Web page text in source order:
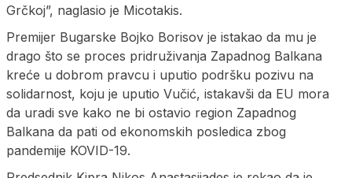
Grčkoj”, naglasio je Micotakis.
Premijer Bugarske Bojko Borisov je istakao da mu je
drago što se proces pridruživanja Zapadnog Balkana
kreće u dobrom pravcu i uputio podršku pozivu na
solidarnost, koju je uputio Vučić, istakavši da EU mora
da uradi sve kako ne bi ostavio region Zapadnog
Balkana da pati od ekonomskih posledica zbog
pandemije KOVID-19.